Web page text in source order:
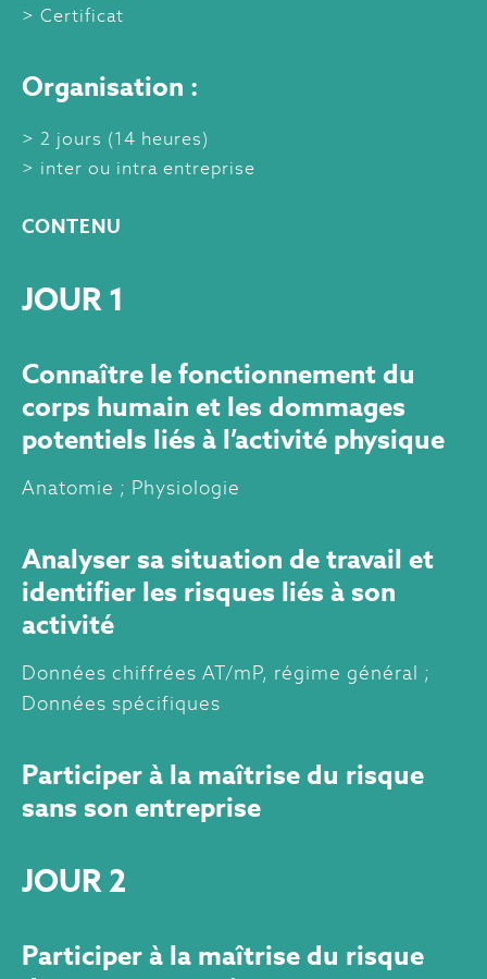
Certificat
Organisation :
2 jours (14 heures)
inter ou intra entreprise
CONTENU
JOUR 1
Connaître le fonctionnement du
corps humain et les dommages
potentiels liés à l’activité physique
Anatomie ; Physiologie
Analyser sa situation de travail et
identifier les risques liés à son
activité
Données chiffrées AT/mP, régime général ;
Données spécifiques
Participer à la maîtrise du risque
sans son entreprise
JOUR 2
Participer à la maîtrise du risque